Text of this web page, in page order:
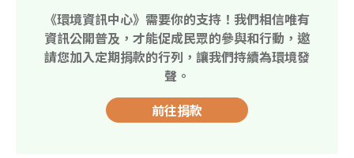
《環境資訊中心》需要你的支持！我們相信唯有
資訊公開普及，才能促成民眾的參與和行動，邀
請您加入定期捐款的行列，讓我們持續為環境發
聲。
前往捐款